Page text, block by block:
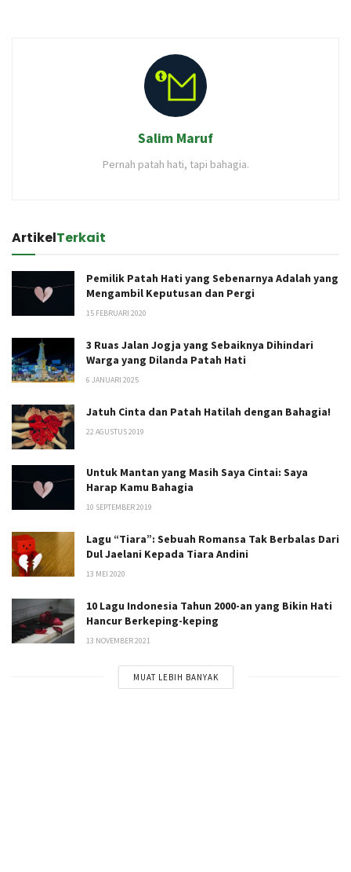
Salim Maruf
Pernah patah hati, tapi bahagia.
ArtikelTerkait
Pemilik Patah Hati yang Sebenarnya Adalah yang
Mengambil Keputusan dan Pergi
15 FEBRUARI 2020
3 Ruas Jalan Jogja yang Sebaiknya Dihindari
Warga yang Dilanda Patah Hati
6 JANUARI 2025
Jatuh Cinta dan Patah Hatilah dengan Bahagia!
22 AGUSTUS 2019
Untuk Mantan yang Masih Saya Cintai: Saya
Harap Kamu Bahagia
10 SEPTEMBER 2019
Lagu “Tiara”: Sebuah Romansa Tak Berbalas Dari
Dul Jaelani Kepada Tiara Andini
13 MEI 2020
10 Lagu Indonesia Tahun 2000-an yang Bikin Hati
Hancur Berkeping-keping
13 NOVEMBER 2021
MUAT LEBIH BANYAK